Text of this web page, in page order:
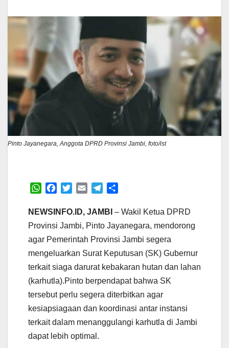
Pinto Jayanegara, Anggota DPRD Provinsi Jambi, foto/ist
W
a
A
p
p
c
e
o
o
k
i
e
r
a
i
l
r
a
m
a
NEWSINFO.ID, JAMBI – Wakil Ketua DPRD
Provinsi Jambi, Pinto Jayanegara, mendorong
agar Pemerintah Provinsi Jambi segera
mengeluarkan Surat Keputusan (SK) Gubernur
terkait siaga darurat kebakaran hutan dan lahan
(karhutla).Pinto berpendapat bahwa SK
tersebut perlu segera diterbitkan agar
kesiapsiagaan dan koordinasi antar instansi
terkait dalam menanggulangi karhutla di Jambi
dapat lebih optimal.